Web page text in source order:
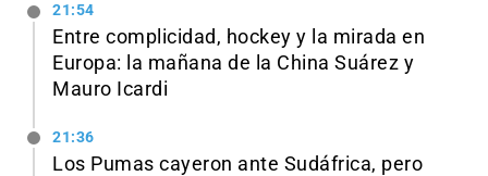
21:54
Entre complicidad, hockey y la mirada en
Europa: la mañana de la China Suárez y
Mauro Icardi
21:36
Los Pumas cayeron ante Sudáfrica, pero